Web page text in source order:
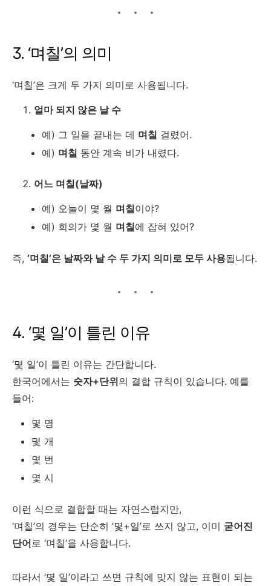
3. ‘며칠’의 의미
‘며칠’은 크게 두 가지 의미로 사용됩니다.
얼마 되지 않은 날 수
예) 그 일을 끝내는 데 며칠 걸렸어.
예) 며칠 동안 계속 비가 내렸다.
어느 며칠(날짜)
예) 오늘이 몇 월 며칠이야?
예) 회의가 몇 월 며칠에 잡혀 있어?
즉, ‘며칠’은 날짜와 날 수 두 가지 의미로 모두 사용됩니다.
4. ‘몇 일’이 틀린 이유
‘몇 일’이 틀린 이유는 간단합니다.
한국어에서는 숫자+단위의 결합 규칙이 있습니다. 예를
들어:
몇 명
몇 개
몇 번
몇 시
이런 식으로 결합할 때는 자연스럽지만,
‘며칠’의 경우는 단순히 ‘몇+일’로 쓰지 않고, 이미 굳어진
단어 로 ‘며칠’을 사용합니다.
따라서 ‘몇 일’이라고 쓰면 규칙에 맞지 않는 표현이 되는